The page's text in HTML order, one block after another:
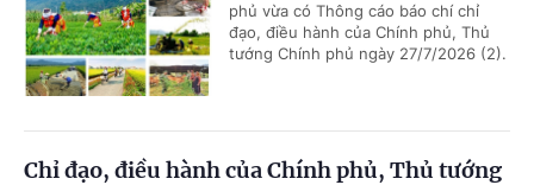
phủ vừa có Thông cáo báo chí chỉ
đạo, điều hành của Chính phủ, Thủ
tướng Chính phủ ngày 27/7/2026 (2).
Chỉ đạo, điều hành của Chính phủ, Thủ tướng